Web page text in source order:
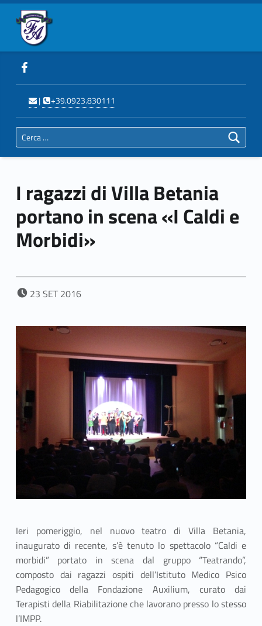
I ragazzi di Villa Betania portano in scena «I Caldi e Morbidi» - Fondazione Auxilium TrapaniFondazione Auxilium Trapani
Header info sidebar
Seguici su Facebook
| +39.0923.830111
Ricerca per:
I ragazzi di Villa Betania
portano in scena «I Caldi e
Morbidi»
POSTED ON:
23 SET 2016
Ieri pomeriggio, nel nuovo teatro di Villa Betania,
inaugurato di recente, s’è tenuto lo spettacolo “Caldi e
morbidi” portato in scena dal gruppo “Teatrando”,
composto dai ragazzi ospiti dell’Istituto Medico Psico
Pedagogico della Fondazione Auxilium, curato dai
Terapisti della Riabilitazione che lavorano presso lo stesso
l’IMPP.